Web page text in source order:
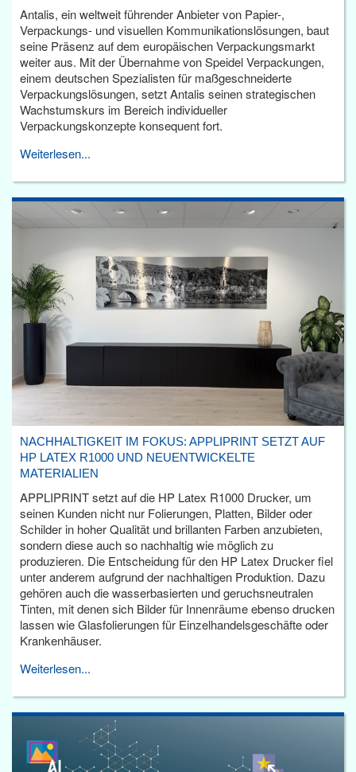
Antalis, ein weltweit führender Anbieter von Papier-,
Verpackungs- und visuellen Kommunikationslösungen, baut
seine Präsenz auf dem europäischen Verpackungsmarkt
weiter aus. Mit der Übernahme von Speidel Verpackungen,
einem deutschen Spezialisten für maßgeschneiderte
Verpackungslösungen, setzt Antalis seinen strategischen
Wachstumskurs im Bereich individueller
Verpackungskonzepte konsequent fort.
Weiterlesen...
NACHHALTIGKEIT IM FOKUS: APPLIPRINT SETZT AUF
HP LATEX R1000 UND NEUENTWICKELTE
MATERIALIEN
APPLIPRINT setzt auf die HP Latex R1000 Drucker, um
seinen Kunden nicht nur Folierungen, Platten, Bilder oder
Schilder in hoher Qualität und brillanten Farben anzubieten,
sondern diese auch so nachhaltig wie möglich zu
produzieren. Die Entscheidung für den HP Latex Drucker fiel
unter anderem aufgrund der nachhaltigen Produktion. Dazu
gehören auch die wasserbasierten und geruchsneutralen
Tinten, mit denen sich Bilder für Innenräume ebenso drucken
lassen wie Glasfolierungen für Einzelhandelsgeschäfte oder
Krankenhäuser.
Weiterlesen...